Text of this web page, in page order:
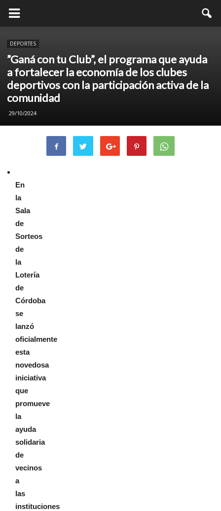
DEPORTES
”Ganá con tu Club”, el programa que ayuda
a fortalecer la economía de los clubes
deportivos con la participación activa de la
comunidad
29/10/2024
En
la
Sala
de
Sorteos
de
la
Lotería
de
Córdoba
se
lanzó
oficialmente
esta
novedosa
iniciativa
que
promueve
la
ayuda
solidaria
de
vecinos
a
las
instituciones